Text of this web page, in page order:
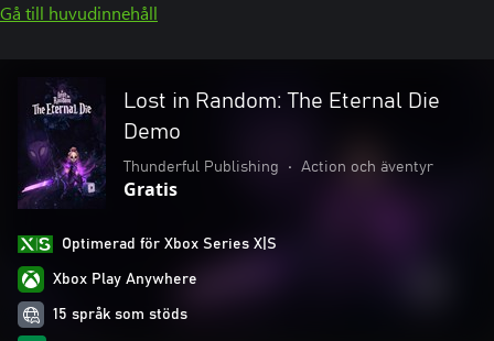
Gå till huvudinnehåll
Lost in Random: The Eternal Die
Demo
Thunderful Publishing • Action och äventyr
Gratis
Optimerad för Xbox Series X|S
Xbox Play Anywhere
15 språk som stöds